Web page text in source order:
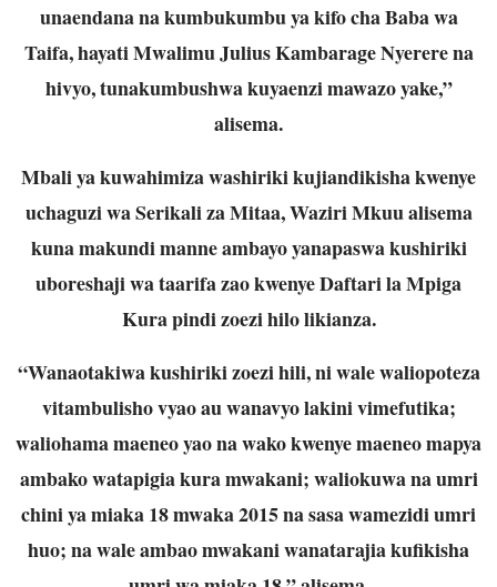
unaendana na kumbukumbu ya kifo cha Baba wa
Taifa, hayati Mwalimu Julius Kambarage Nyerere na
hivyo, tunakumbushwa kuyaenzi mawazo yake,”
alisema.
Mbali ya kuwahimiza washiriki kujiandikisha kwenye
uchaguzi wa Serikali za Mitaa, Waziri Mkuu alisema
kuna makundi manne ambayo yanapaswa kushiriki
uboreshaji wa taarifa zao kwenye Daftari la Mpiga
Kura pindi zoezi hilo likianza.
“Wanaotakiwa kushiriki zoezi hili, ni wale waliopoteza
vitambulisho vyao au wanavyo lakini vimefutika;
waliohama maeneo yao na wako kwenye maeneo mapya
ambako watapigia kura mwakani; waliokuwa na umri
chini ya miaka 18 mwaka 2015 na sasa wamezidi umri
huo; na wale ambao mwakani wanatarajia kufikisha